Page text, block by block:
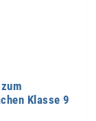
Klasse 9